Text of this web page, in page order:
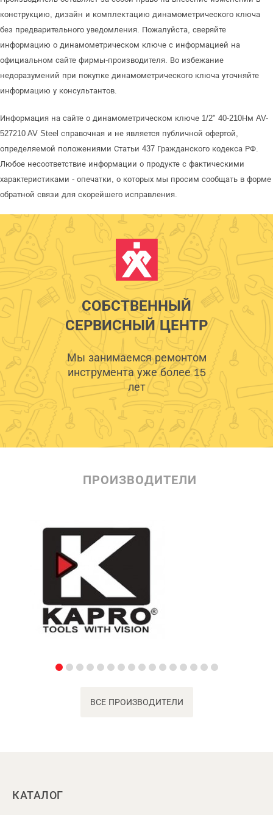
конструкцию, дизайн и комплектацию динамометрического ключа
без предварительного уведомления. Пожалуйста, сверяйте
информацию о динамометрическом ключе с информацией на
официальном сайте фирмы-производителя. Во избежание
недоразумений при покупке динамометрического ключа уточняйте
информацию у консультантов.
Информация на сайте о динамометрическом ключе 1/2" 40-210Нм AV-
527210 AV Steel справочная и не является публичной офертой,
определяемой положениями Статьи 437 Гражданского кодекса РФ.
Любое несоответствие информации о продукте с фактическими
характеристиками - опечатки, о которых мы просим сообщать в форме
обратной связи для скорейшего исправления.
СОБСТВЕННЫЙ
СЕРВИСНЫЙ ЦЕНТР
Мы занимаемся ремонтом
инструмента уже более 15
лет
ПРОИЗВОДИТЕЛИ
ВСЕ ПРОИЗВОДИТЕЛИ
КАТАЛОГ